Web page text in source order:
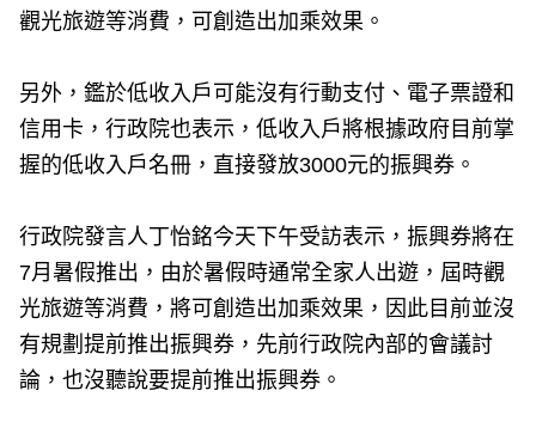
觀光旅遊等消費，可創造出加乘效果。
另外，鑑於低收入戶可能沒有行動支付、電子票證和
信用卡，行政院也表示，低收入戶將根據政府目前掌
握的低收入戶名冊，直接發放3000元的振興券。
行政院發言人丁怡銘今天下午受訪表示，振興券將在
7月暑假推出，由於暑假時通常全家人出遊，屆時觀
光旅遊等消費，將可創造出加乘效果，因此目前並沒
有規劃提前推出振興券，先前行政院內部的會議討
論，也沒聽說要提前推出振興券。